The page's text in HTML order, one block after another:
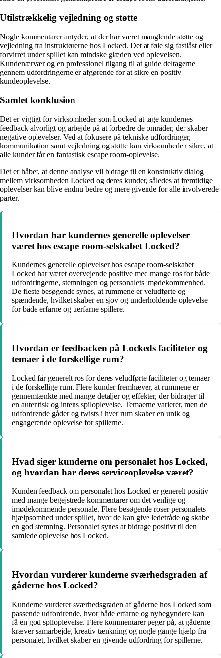
Utilstrækkelig vejledning og støtte
Nogle kommentarer antyder, at der har været manglende støtte og
vejledning fra instruktørerne hos Locked. Det at føle sig fastlåst eller
forvirret under spillet kan mindske glæden ved oplevelsen.
Kundenærvær og en professionel tilgang til at guide deltagerne
gennem udfordringerne er afgørende for at sikre en positiv
kundeoplevelse.
Samlet konklusion
Det er vigtigt for virksomheder som Locked at tage kundernes
feedback alvorligt og arbejde på at forbedre de områder, der skaber
negative oplevelser. Ved at fokusere på tekniske udfordringer,
kommunikation samt vejledning og støtte kan virksomheden sikre, at
alle kunder får en fantastisk escape room-oplevelse.
Det er håbet, at denne analyse vil bidrage til en konstruktiv dialog
mellem virksomheden Locked og deres kunder, således at fremtidige
oplevelser kan blive endnu bedre og mere givende for alle involverede
parter.
Hvordan har kundernes generelle oplevelser
været hos escape room-selskabet Locked?
Kundernes generelle oplevelser hos escape room-selskabet
Locked har været overvejende positive med mange ros for både
udfordringerne, stemningen og personalets imødekommenhed.
De fleste besøgende synes, at rummene er veludførte og
spændende, hvilket skaber en sjov og underholdende oplevelse
for både erfarne og uerfarne spillere.
Hvordan er feedbacken på Lockeds faciliteter og
temaer i de forskellige rum?
Locked får generelt ros for deres veludførte faciliteter og temaer
i de forskellige rum. Flere kunder fremhæver, at rummene er
gennemtænkte med mange detaljer og effekter, der bidrager til
en autentisk og intens spiloplevelse. Temaerne varierer, men de
udfordrende gåder og twists i hver rum skaber en unik og
engagerende oplevelse for spillerne.
Hvad siger kunderne om personalet hos Locked,
og hvordan har deres serviceoplevelse været?
Kunden feedback om personalet hos Locked er generelt positiv
med mange begejstrede kommentarer om det venlige og
imødekommende personale. Flere besøgende roser personalets
hjælpsomhed under spillet, hvor de kan give ledetråde og skabe
en god stemning. Personalet synes at bidrage positivt til den
samlede oplevelse hos Locked.
Hvordan vurderer kunderne sværhedsgraden af
gåderne hos Locked?
Kunderne vurderer sværhedsgraden af gåderne hos Locked som
passende udfordrende, hvor både erfarne og nybegyndere kan
få en god spiloplevelse. Flere kommentarer peger på, at gåderne
kræver samarbejde, kreativ tænkning og nogle gange hjælp fra
personalet, hvilket skaber en givende udfordring for spillerne.